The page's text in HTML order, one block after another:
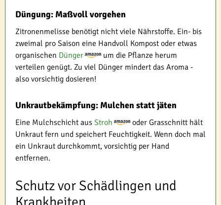
Düngung: Maßvoll vorgehen
Zitronenmelisse benötigt nicht viele Nährstoffe. Ein- bis
zweimal pro Saison eine Handvoll Kompost oder etwas
organischen Dünger
um die Pflanze herum
verteilen genügt. Zu viel Dünger mindert das Aroma -
also vorsichtig dosieren!
Unkrautbekämpfung: Mulchen statt jäten
Eine Mulchschicht aus Stroh
oder Grasschnitt hält
Unkraut fern und speichert Feuchtigkeit. Wenn doch mal
ein Unkraut durchkommt, vorsichtig per Hand
entfernen.
Schutz vor Schädlingen und